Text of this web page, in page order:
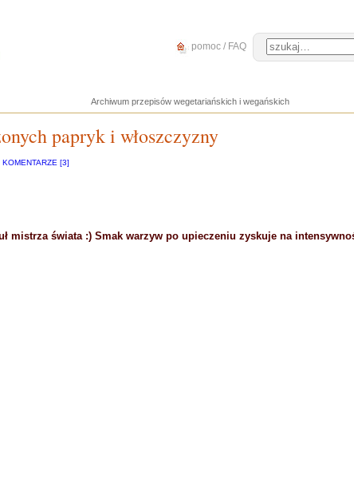
pomoc / FAQ
Archiwum przepisów wegetariańskich i wegańskich
papryk i włoszczyzny
KOMENTARZE [3]
mistrza świata :) Smak warzyw po upieczeniu zyskuje na